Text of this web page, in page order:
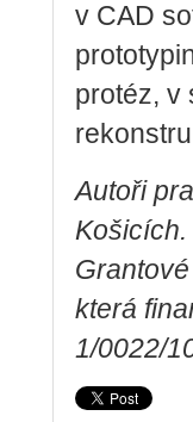
v CAD
protéz, v
Autoři
která
1/0022/